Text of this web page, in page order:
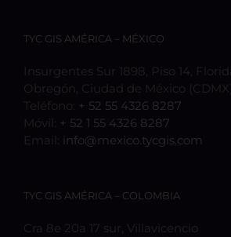
TYC GIS AMÉRICA – MÉXICO
Insurgentes Sur 1898, Piso 14,
Obregón, Ciudad de México
Teléfono: + 52 55 4326 8287
Móvil: + 52 1 55 4326 8287
Email: info@mexico.tycgis.com
TYC GIS AMÉRICA – COLOMBIA
Cra 8e 20a 17 sur, Villavicencio